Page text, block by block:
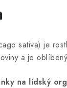
sativa) je
a je
na lidský